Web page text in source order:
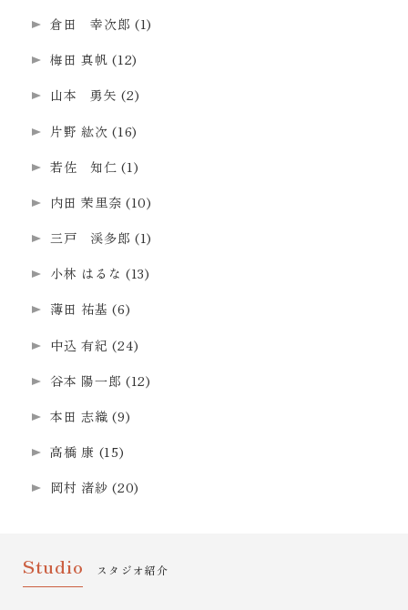
倉田 幸次郎 (1)
梅田 真帆 (12)
山本 勇矢 (2)
片野 紘次 (16)
若佐 知仁 (1)
内田 茉里奈 (10)
三戸 渓多郎 (1)
小林 はるな (13)
薄田 祐基 (6)
中込 有紀 (24)
谷本 陽一郎 (12)
本田 志織 (9)
高橋 康 (15)
岡村 渚紗 (20)
Studio スタジオ紹介